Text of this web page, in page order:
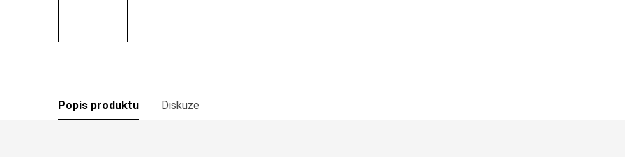
Popis produktu Diskuze